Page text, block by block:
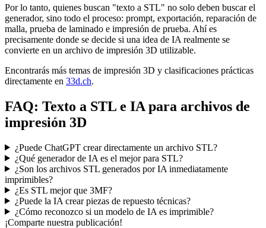
Por lo tanto, quienes buscan "texto a STL" no solo deben buscar el
generador, sino todo el proceso: prompt, exportación, reparación de
malla, prueba de laminado e impresión de prueba. Ahí es
precisamente donde se decide si una idea de IA realmente se
convierte en un archivo de impresión 3D utilizable.
Encontrarás más temas de impresión 3D y clasificaciones prácticas
directamente en 33d.ch.
FAQ: Texto a STL e IA para archivos de
impresión 3D
¿Puede ChatGPT crear directamente un archivo STL?
¿Qué generador de IA es el mejor para STL?
¿Son los archivos STL generados por IA inmediatamente
imprimibles?
¿Es STL mejor que 3MF?
¿Puede la IA crear piezas de repuesto técnicas?
¿Cómo reconozco si un modelo de IA es imprimible?
¡Comparte nuestra publicación!